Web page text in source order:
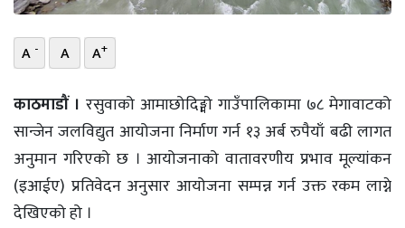
खोज
प्रोफाइल
ऊर्जा
विशेष
A - A A+
काठमाडौं । रसुवाको आमाछोदिङ्मो गाउँपालिकामा ७८ मेगावाटको
सान्जेन जलविद्युत आयोजना निर्माण गर्न १३ अर्ब रुपैयाँ बढी लागत
अनुमान गरिएको छ । आयोजनाको वातावरणीय प्रभाव मूल्यांकन
(इआईए) प्रतिवेदन अनुसार आयोजना सम्पन्न गर्न उक्त रकम लाग्ने
देखिएको हो ।